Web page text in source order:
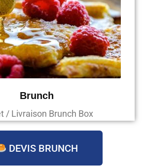
Brunch
/ Livraison Brunch Box
DEVIS BRUNCH